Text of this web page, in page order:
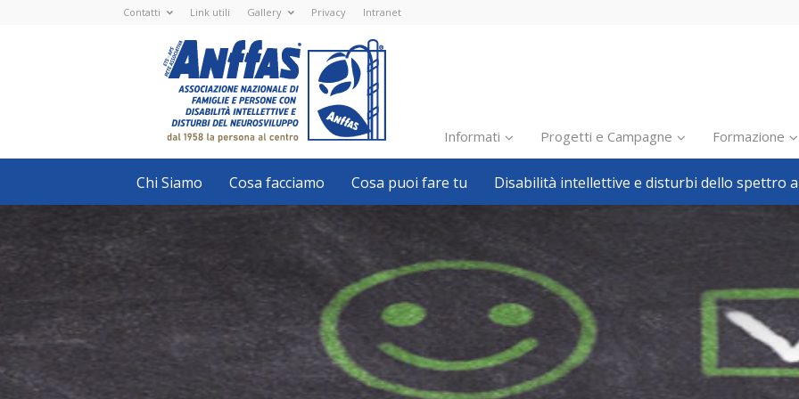
Contatti Link utili Gallery Privacy Intranet
Nazionale
ETS
-
APS
Associazione
Nazionale
di
Famiglie
e
con
disabilità
intellettive
neurosviluppo
Informati
Inclusione scolastica
Inclusione lavorativa
Formazione
Avvisi, bandi
Ricerca e Scienza
Progetti e Campagne Formazione
Chi Siamo Cosa facciamo Cosa puoi fare tu Disabilità intellettive e disturbi dello spettro